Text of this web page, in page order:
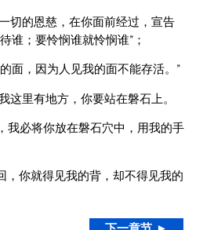
切的恩慈，在你面前经过，宣告
谁；要怜悯谁就怜悯谁”；
面，因为人见我的面不能存活。”
这里有地方，你要站在磐石上。
我必将你放在磐石穴中，用我的手
，你就得见我的背，却不得见我的